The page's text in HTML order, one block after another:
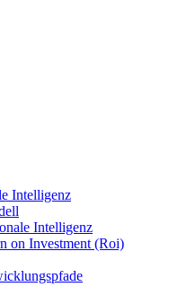
Intelligenz
Intelligenz
on Investment (Roi)